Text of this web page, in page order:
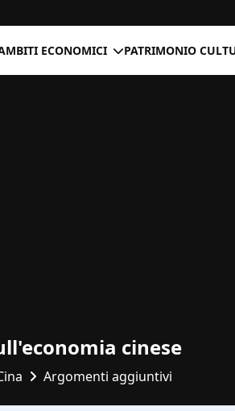
ECONOMICI PATRIMONIO
cinese
Argomenti aggiuntivi